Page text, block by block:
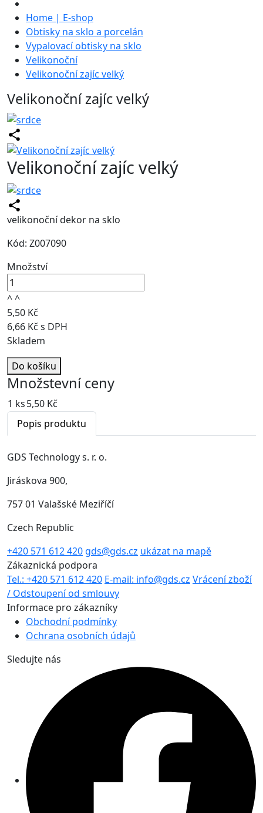
Home | E-shop
Obtisky na sklo a porcelán
Vypalovací obtisky na sklo
Velikonoční
Velikonoční zajíc velký
Velikonoční zajíc velký
Velikonoční zajíc velký
velikonoční dekor na sklo
Kód: Z007090
Množství
^^
5,50 Kč
6,66 Kč s DPH
Skladem
Do košíku
Množstevní ceny
1 ks5,50 Kč
Popis produktu
GDS Technology s. r. o.
Jiráskova 900,
757 01 Valašské Meziříčí
Czech Republic
+420 571 612 420 gds@gds.cz ukázat na mapě
Zákaznická podpora
Tel.: +420 571 612 420 E-mail: info@gds.cz Vrácení zboží
/ Odstoupení od smlouvy
Informace pro zákazníky
Obchodní podmínky
Ochrana osobních údajů
Sledujte nás